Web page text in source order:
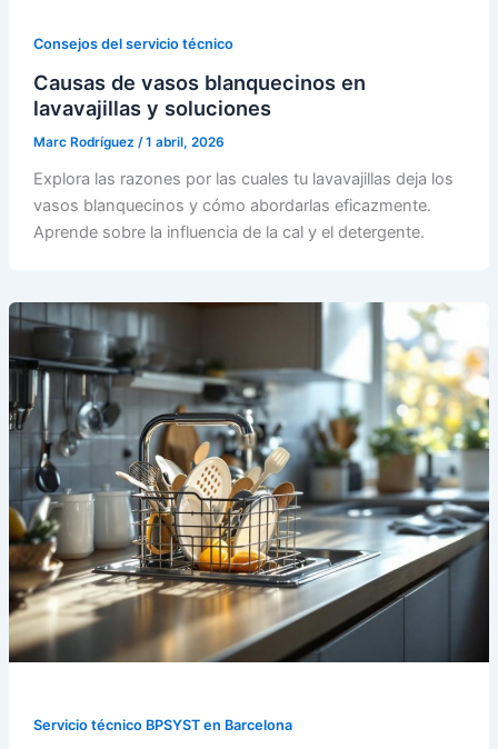
Consejos del servicio técnico
Causas de vasos blanquecinos en
lavavajillas y soluciones
Marc Rodríguez /1 abril, 2026
Explora las razones por las cuales tu lavavajillas deja los
vasos blanquecinos y cómo abordarlas eficazmente.
Aprende sobre la influencia de la cal y el detergente.
Servicio técnico BPSYST en Barcelona